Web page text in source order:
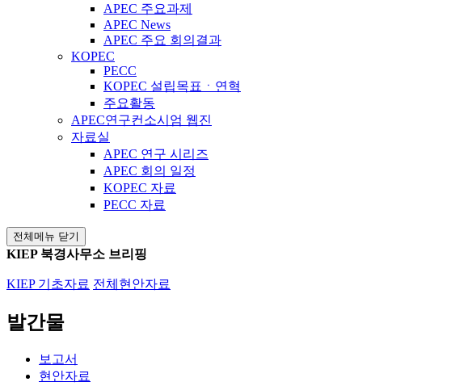
APEC 주요과제
APEC News
APEC 주요 회의결과
KOPEC
PECC
KOPEC 설립목표ㆍ연혁
주요활동
APEC연구컨소시엄 웹진
자료실
APEC 연구 시리즈
APEC 회의 일정
KOPEC 자료
PECC 자료
전체메뉴 닫기
KIEP 북경사무소 브리핑
KIEP 기초자료 전체현안자료
발간물
보고서
현안자료